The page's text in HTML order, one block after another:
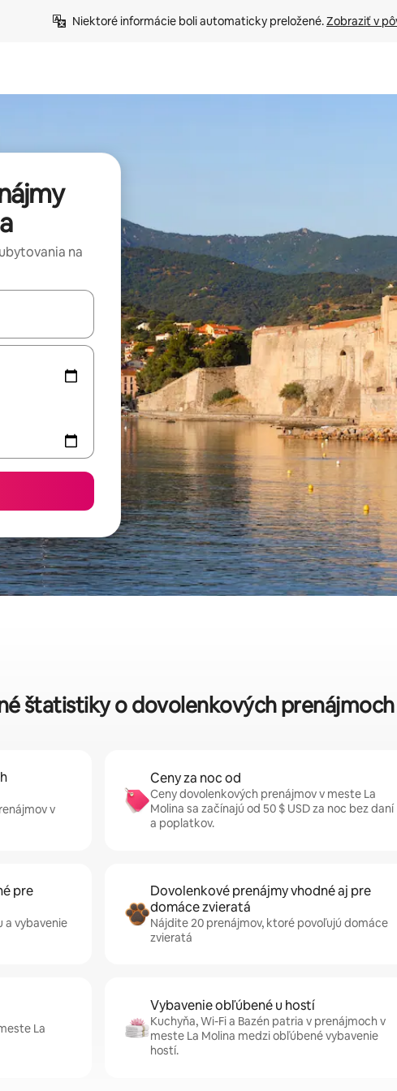
Niektoré informácie boli automaticky preložené. Zobraziť v
na
si ich prechádzať pomocou klávesov so šípkami nahor a nadol alebo
štatistiky o dovolenkových
v
Ceny za noc od
Ceny dovolenkových prenájmov v meste La
Molina sa začínajú od 50 $ USD za noc bez daní
a poplatkov.
pre
a vybavenie
Dovolenkové prenájmy vhodné aj pre
domáce zvieratá
Nájdite 20 prenájmov, ktoré povoľujú domáce
zvieratá
La
Vybavenie obľúbené u hostí
Kuchyňa, Wi-Fi a Bazén patria v prenájmoch v
meste La Molina medzi obľúbené vybavenie
hostí.